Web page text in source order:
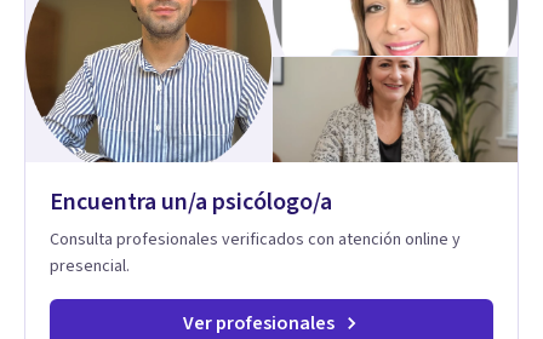
Encuentra un/a psicólogo/a
Consulta profesionales verificados con atención online y
presencial.
Ver profesionales